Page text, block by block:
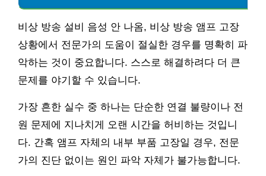
비상 방송 설비 음성 안 나옴, 비상 방송 앰프 고장
상황에서 전문가의 도움이 절실한 경우를 명확히 파
악하는 것이 중요합니다. 스스로 해결하려다 더 큰
문제를 야기할 수 있습니다.
가장 흔한 실수 중 하나는 단순한 연결 불량이나 전
원 문제에 지나치게 오랜 시간을 허비하는 것입니
다. 간혹 앰프 자체의 내부 부품 고장일 경우, 전문
가의 진단 없이는 원인 파악 자체가 불가능합니다.